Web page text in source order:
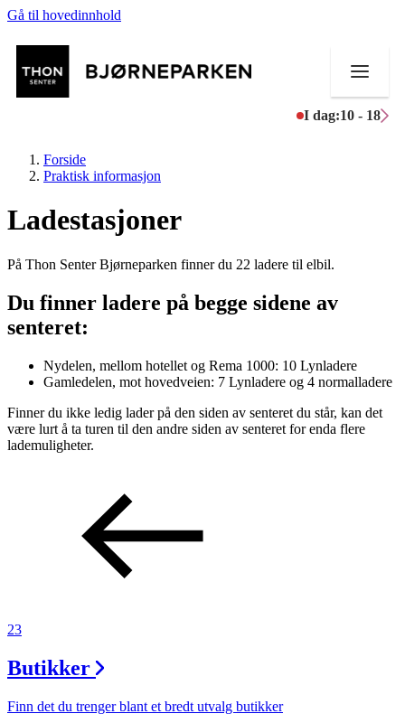
Gå til hovedinnhold
I dag:10 - 18
Mat og drikke
Aktiviteter
Inspirasjon
Åpningstider
Praktisk informasjon
Gavekort
Finn frem
Forside
Praktisk informasjon
Ladestasjoner
På Thon Senter Bjørneparken finner du 22 ladere til elbil.
Du finner ladere på begge sidene av
senteret:
Nydelen, mellom hotellet og Rema 1000: 10 Lynladere
Gamledelen, mot hovedveien: 7 Lynladere og 4 normalladere
Finner du ikke ledig lader på den siden av senteret du står, kan det
være lurt å ta turen til den andre siden av senteret for enda flere
lademuligheter.
23
Butikker
Finn det du trenger blant et bredt utvalg butikker